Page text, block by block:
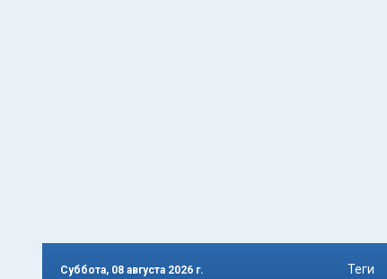
Суббота, 08 августа 2026 г. Теги